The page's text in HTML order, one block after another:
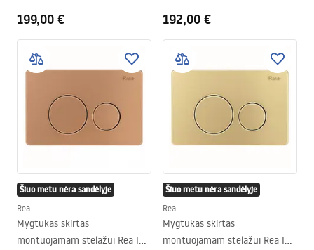
199,00 € 192,00 €
Šiuo metu nėra sandėlyje
Rea
Mygtukas skirtas
montuojamam stelažui Rea I
Šiuo metu nėra sandėlyje
Rea
Mygtukas skirtas
montuojamam stelažui Rea I